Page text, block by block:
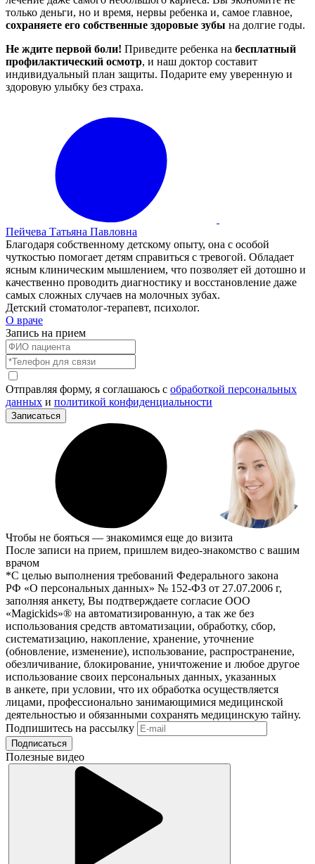
только деньги, но и время, нервы ребенка и, самое главное,
сохраняете его собственные здоровые зубы на долгие годы.
Не ждите первой боли! Приведите ребенка на бесплатный
профилактический осмотр, и наш доктор составит
индивидуальный план защиты. Подарите ему уверенную и
здоровую улыбку без страха.
Пейчева Татьяна Павловна
Благодаря собственному детскому опыту, она с особой
чуткостью помогает детям справиться с тревогой. Обладает
ясным клиническим мышлением, что позволяет ей дотошно и
качественно проводить диагностику и восстановление даже
самых сложных случаев на молочных зубах.
Детский стоматолог-терапевт, психолог.
О враче
Запись на прием
Отправляя форму, я соглашаюсь с обработкой персональных
данных и политикой конфиденциальности
Записаться
Чтобы не бояться — знакомимся еще до визита
После записи на прием, пришлем видео-знакомство с вашим
врачом
*С целью выполнения требований Федерального закона
РФ «О персональных данных» № 152-ФЗ от 27.07.2006 г,
заполняя анкету, Вы подтверждаете согласие ООО
«Magickids»® на автоматизированную, а так же без
использования средств автоматизации, обработку, сбор,
систематизацию, накопление, хранение, уточнение
(обновление, изменение), использование, распространение,
обезличивание, блокирование, уничтожение и любое другое
использование своих персональных данных, указанных
в анкете, при условии, что их обработка осуществляется
лицами, профессионально занимающимися медицинской
деятельностью и обязанными сохранять медицинскую тайну.
Подпишитесь на рассылку
Подписаться
Полезные видео